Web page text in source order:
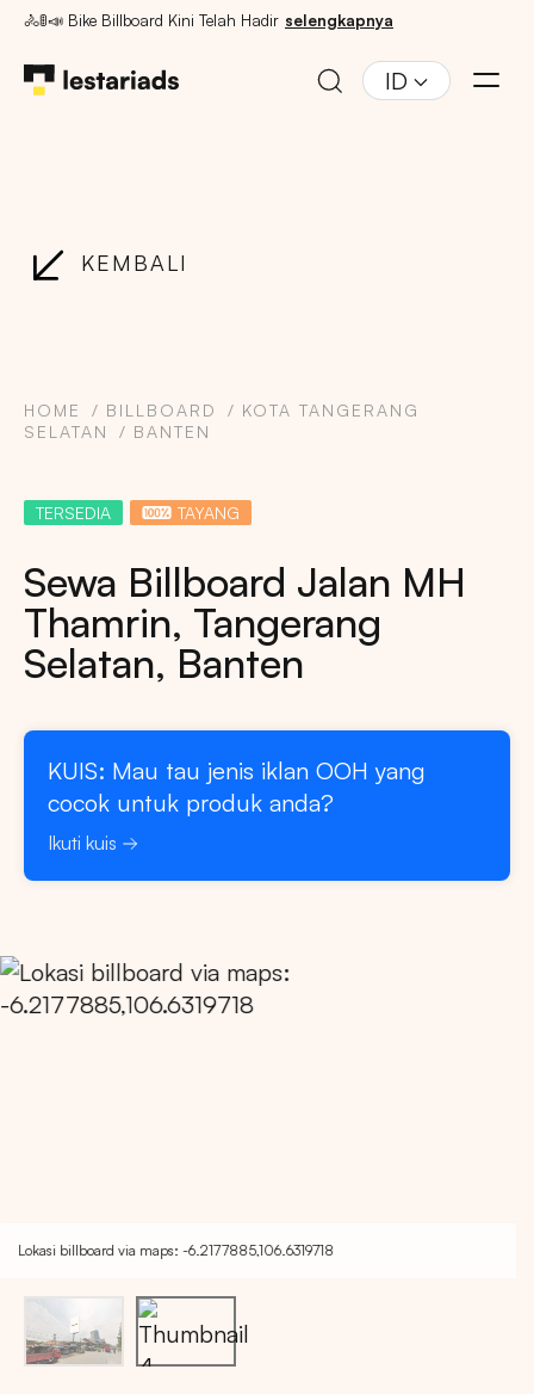
🚴🚦📣 Bike Billboard Kini Telah Hadir selengkapnya
ID
KEMBALI
HOME BILLBOARD
KOTA TANGERANG
SELATAN
BANTEN
TERSEDIA TAYANG
Sewa Billboard Jalan MH
Thamrin, Tangerang
Selatan, Banten
KUIS: Mau tau jenis iklan OOH yang
cocok untuk produk anda?
Ikuti kuis
Lokasi billboard via maps: -6.2177885,106.6319718